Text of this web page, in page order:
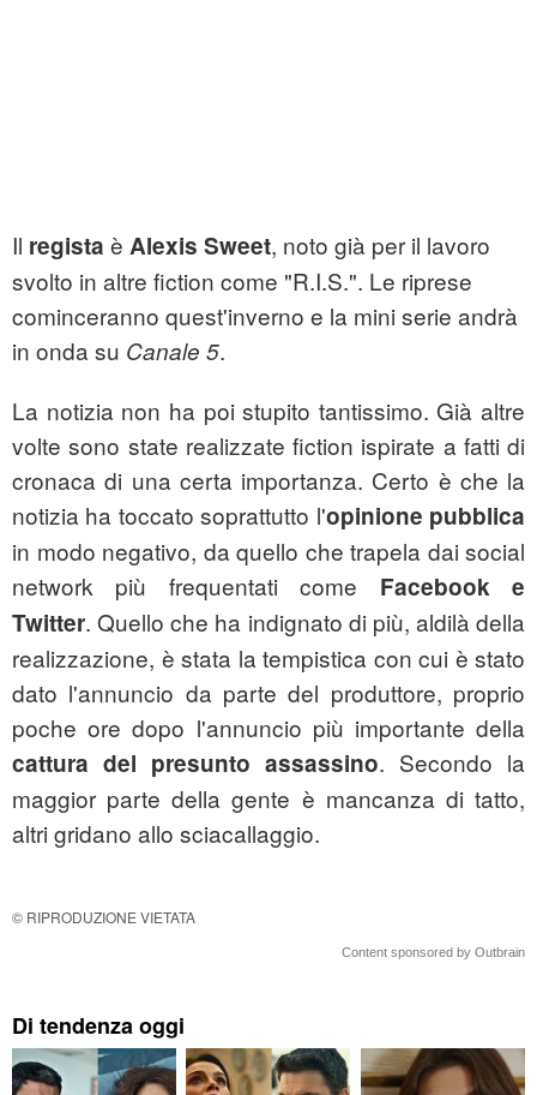
Il regista è Alexis Sweet, noto già per il lavoro
svolto in altre fiction come "R.I.S.". Le riprese
cominceranno quest'inverno e la mini serie andrà
in onda su Canale 5.
La notizia non ha poi stupito tantissimo. Già altre
volte sono state realizzate fiction ispirate a fatti di
cronaca di una certa importanza. Certo è che la
notizia ha toccato soprattutto l'opinione pubblica
in modo negativo, da quello che trapela dai social
network più frequentati come Facebook e
Twitter. Quello che ha indignato di più, aldilà della
realizzazione, è stata la tempistica con cui è stato
dato l'annuncio da parte del produttore, proprio
poche ore dopo l'annuncio più importante della
cattura del presunto assassino. Secondo la
maggior parte della gente è mancanza di tatto,
altri gridano allo sciacallaggio.
© RIPRODUZIONE VIETATA
Content sponsored by Outbrain
Di tendenza oggi